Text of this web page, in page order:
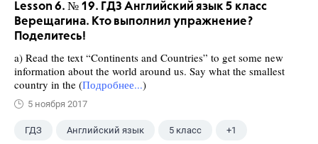
Lesson 6. № 19. ГДЗ Английский язык 5 класс
Верещагина. Кто выполнил упражнение?
Поделитесь!
a) Read the text “Continents and Countries” to get some new
information about the world around us. Say what the smallest
country in the (Подробнее...)
5 ноября 2017
ГДЗ Английский язык 5 класс +1